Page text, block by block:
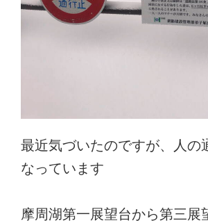
最近気づいたのですが、人の
なっています
摩周湖第一展望台から第三展